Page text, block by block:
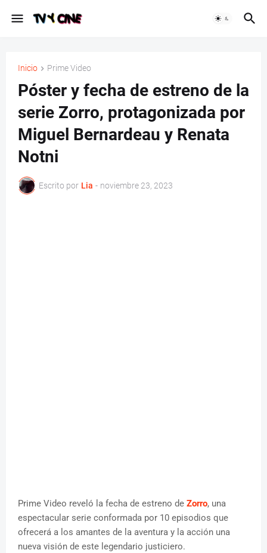
Inicio Prime Video
Póster y fecha de estreno de la
serie Zorro, protagonizada por
Miguel Bernardeau y Renata
Notni
Escrito por Lia - noviembre 23, 2023
Prime Video reveló la fecha de estreno de Zorro, una
espectacular serie conformada por 10 episodios que
ofrecerá a los amantes de la aventura y la acción una
nueva visión de este legendario justiciero.